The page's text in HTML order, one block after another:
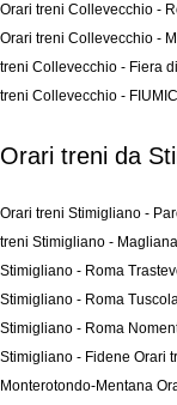
Orari treni Collevecchio -
Orari treni Collevecchio -
treni Collevecchio - Fiera
treni Collevecchio -
Orari treni da
Orari treni Stimigliano -
treni Stimigliano - Magliana
Stimigliano - Roma
Stimigliano - Roma
Stimigliano - Roma
Stimigliano - Fidene Orari
Monterotondo-Mentana